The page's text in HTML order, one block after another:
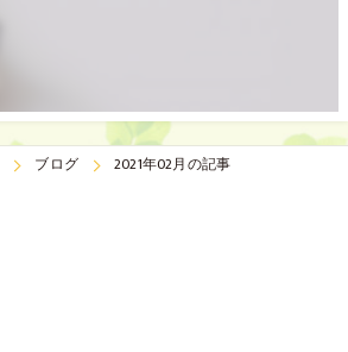
ブログ 2021年02月の記事